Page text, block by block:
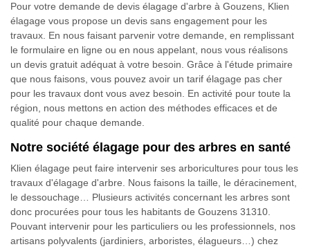
Pour votre demande de devis élagage d'arbre à Gouzens, Klien
élagage vous propose un devis sans engagement pour les
travaux. En nous faisant parvenir votre demande, en remplissant
le formulaire en ligne ou en nous appelant, nous vous réalisons
un devis gratuit adéquat à votre besoin. Grâce à l'étude primaire
que nous faisons, vous pouvez avoir un tarif élagage pas cher
pour les travaux dont vous avez besoin. En activité pour toute la
région, nous mettons en action des méthodes efficaces et de
qualité pour chaque demande.
Notre société élagage pour des arbres en santé
Klien élagage peut faire intervenir ses arboricultures pour tous les
travaux d'élagage d'arbre. Nous faisons la taille, le déracinement,
le dessouchage… Plusieurs activités concernant les arbres sont
donc procurées pour tous les habitants de Gouzens 31310.
Pouvant intervenir pour les particuliers ou les professionnels, nos
artisans polyvalents (jardiniers, arboristes, élagueurs…) chez